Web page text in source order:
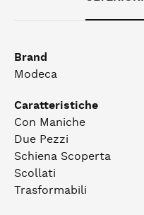
Brand
Modeca
Caratteristiche
Con Maniche
Due Pezzi
Schiena Scoperta
Scollati
Trasformabili